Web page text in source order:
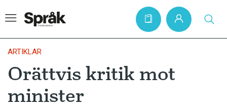
Hem
Artiklar
ARTIKLAR
Orättvis kritik mot
minister